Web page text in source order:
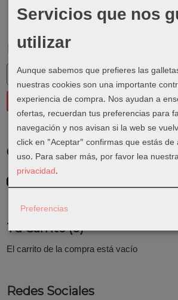
Marcas
Costes de Envío
GRATIS *
Consultar Destinos
Tu Carrito (0)
El carrito de la compra está vacío
Redes Sociales
Servicios que nos
utilizar
Aunque sabemos que prefieres las
nuestras cookies son una importante
experiencia de compra. Nos ayudan a
ofertas, recuerdan tus preferencias para
navegación y nos avisan si la web se
click en "Aceptar" confirmas que estás de
uso. Para saber más, por favor lea
privacidad.
Preferencias